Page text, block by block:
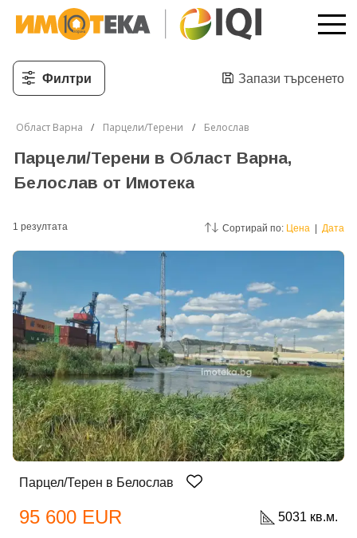
Филтри Запази търсенето
Област Варна Парцели/Терени Белослав
Парцели/Терени в Област Варна,
Белослав от Имотека
1 резултатa Сортирай по: Цена Дата
Парцел/Терен в Белослав
95 600 EUR 5031 кв.м.